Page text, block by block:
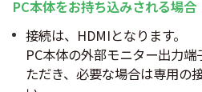
PC本体をお持ち込みされる場合
接続は、HDMIとなります。
PC本体の外部モニター出力
ただき、必要な場合は専用の